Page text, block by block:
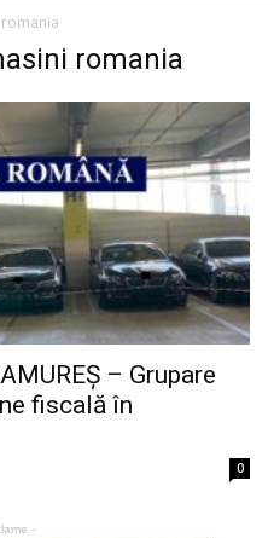
romania
– Grupare
fiscală în
0
-